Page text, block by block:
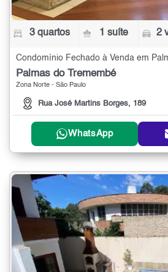
3 quartos 1 suíte 2
Palmas do Tremembé
Zona Norte - São Paulo
Rua José Martins Borges, 189
WhatsApp